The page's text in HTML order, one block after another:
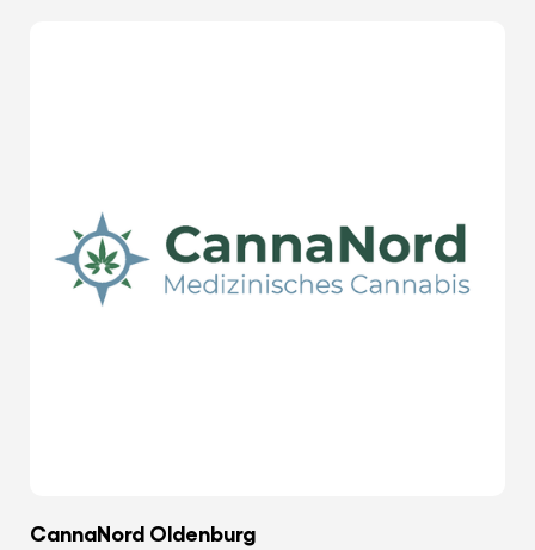
CannaNord Oldenburg